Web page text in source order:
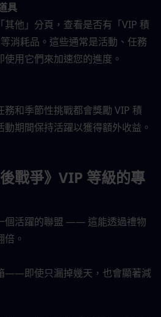
具
他」分頁，查看是否有「VIP 積
消耗品。這些通常是活動、任務
用它們來加速您的進度。
和季節性挑戰都會獎勵 VIP 積
期間保持活躍以獲得額外收益。
戰爭》VIP 等級的專
個活躍的聯盟 —— 這能透過禮物
。
——即使只漏掉幾天，也會顯著減